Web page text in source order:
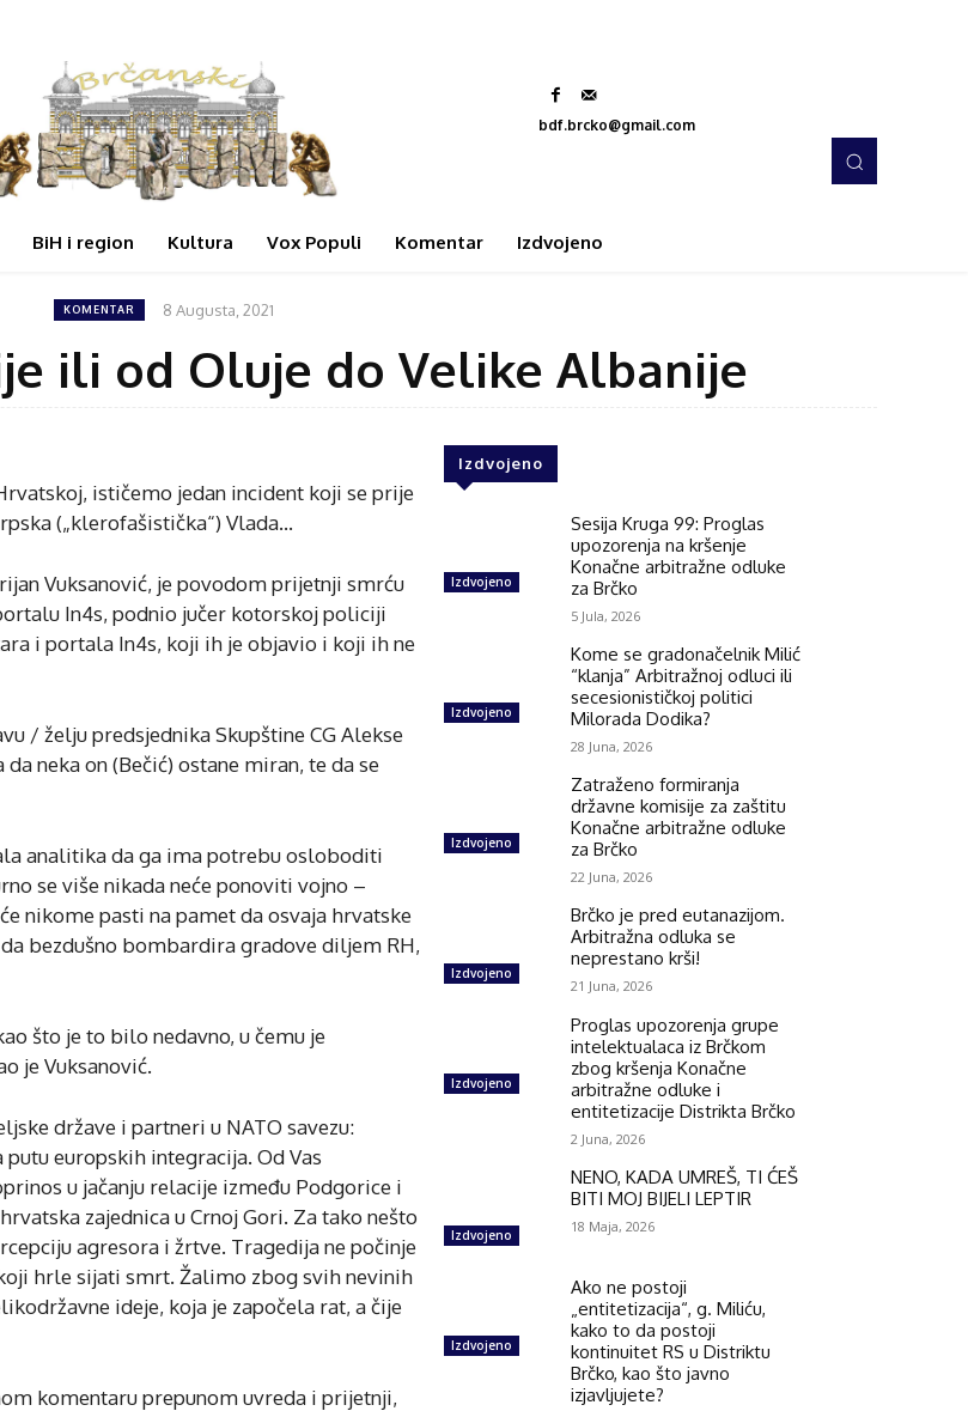
bdf.brcko@gmail.com
BiH i region Kultura Vox Populi Komentar Izdvojeno
KOMENTAR 8 Augusta, 2021
ili od Oluje do Velike Albanije
ističemo jedan incident koji se prije
(„klerofašistička“) Vlada…
Vuksanović, je povodom prijetnji smrću
In4s, podnio jučer kotorskoj policiji
i portala In4s, koji ih je objavio i koji ih ne
/ želju predsjednika Skupštine CG Alekse
da neka on (Bečić) ostane miran, te da se
analitika da ga ima potrebu osloboditi
se više nikada neće ponoviti vojno –
nikome pasti na pamet da osvaja hrvatske
bezdušno bombardira gradove diljem RH,
što je to bilo nedavno, u čemu je
je Vuksanović.
države i partneri u NATO savezu:
europskih integracija. Od Vas
u jačanju relacije između Podgorice i
zajednica u Crnoj Gori. Za tako nešto
agresora i žrtve. Tragedija ne počinje
hrle sijati smrt. Žalimo zbog svih nevinih
ideje, koja je započela rat, a čije
komentaru prepunom uvreda i prijetnji,
Izdvojeno
Izdvojeno
Sesija Kruga 99: Proglas
upozorenja na kršenje
Konačne arbitražne odluke
za Brčko
5 Jula, 2026
Izdvojeno
Kome se gradonačelnik Milić
“klanja” Arbitražnoj odluci ili
secesionističkoj politici
Milorada Dodika?
28 Juna, 2026
Izdvojeno
Zatraženo formiranja
državne komisije za zaštitu
Konačne arbitražne odluke
za Brčko
22 Juna, 2026
Izdvojeno
Brčko je pred eutanazijom.
Arbitražna odluka se
neprestano krši!
21 Juna, 2026
Izdvojeno
Proglas upozorenja grupe
intelektualaca iz Brčkom
zbog kršenja Konačne
arbitražne odluke i
entitetizacije Distrikta Brčko
2 Juna, 2026
Izdvojeno
NENO, KADA UMREŠ, TI ĆEŠ
BITI MOJ BIJELI LEPTIR
18 Maja, 2026
Izdvojeno
Ako ne postoji
„entitetizacija“, g. Miliću,
kako to da postoji
kontinuitet RS u Distriktu
Brčko, kao što javno
izjavljujete?